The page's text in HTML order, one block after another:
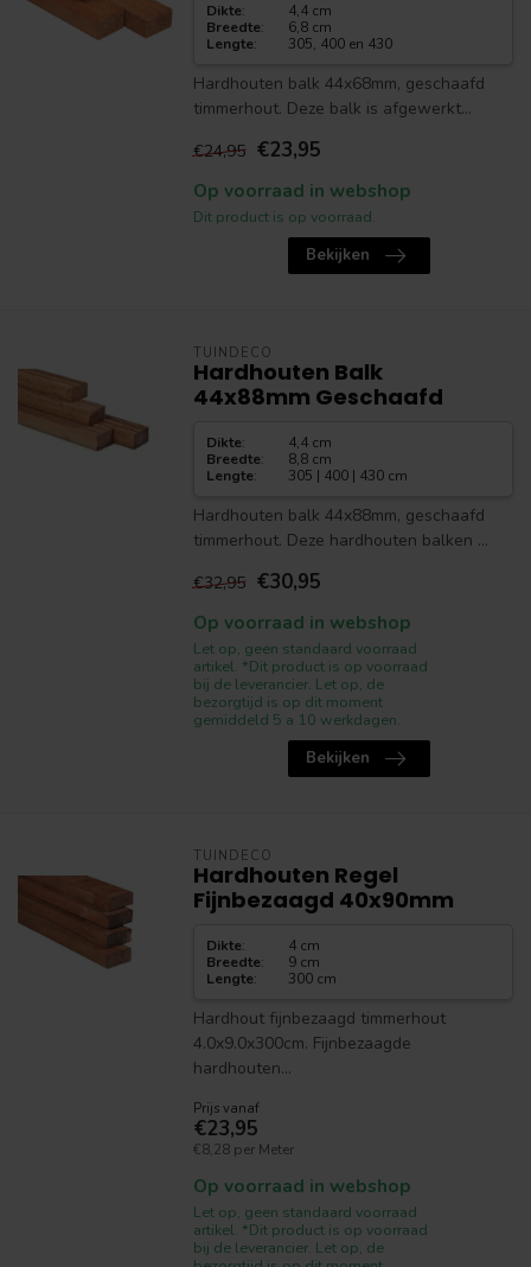
Dikte:
4,4 cm
Breedte:
6,8 cm
Lengte: 305, 400 en 430
Hardhouten balk 44x68mm, geschaafd
timmerhout. Deze balk is afgewerkt...
€24,95 €23,95
Op voorraad in webshop
Dit product is op voorraad.
Bekijken
TUINDECO
Hardhouten Balk
44x88mm Geschaafd
Dikte:
4,4 cm
Breedte:
8,8 cm
Lengte: 305 | 400 | 430 cm
Hardhouten balk 44x88mm, geschaafd
timmerhout. Deze hardhouten balken ...
€32,95 €30,95
Op voorraad in webshop
Let op, geen standaard voorraad
artikel. *Dit product is op voorraad
bij de leverancier. Let op, de
bezorgtijd is op dit moment
gemiddeld 5 a 10 werkdagen.
Bekijken
TUINDECO
Hardhouten Regel
Fijnbezaagd 40x90mm
Dikte:
4 cm
Breedte:
9 cm
Lengte: 300 cm
Hardhout fijnbezaagd timmerhout
4.0x9.0x300cm. Fijnbezaagde
hardhouten...
Prijs vanaf
€23,95
€8,28 per Meter
Op voorraad in webshop
Let op, geen standaard voorraad
artikel. *Dit product is op voorraad
bij de leverancier. Let op, de